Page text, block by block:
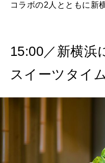
コラボの2人とともに新
15:00／新横浜
スイーツタイ